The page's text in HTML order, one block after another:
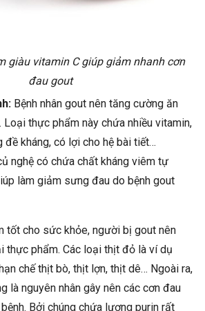
giàu vitamin C giúp giảm nhanh cơn
đau gout
Bệnh nhân gout nên tăng cường ăn
Loại thực phẩm này chứa nhiều vitamin,
đề kháng, có lợi cho hệ bài tiết…
nghệ có chứa chất kháng viêm tự
làm giảm sưng đau do bệnh gout
tốt cho sức khỏe, người bị gout nên
thực phẩm. Các loại thịt đỏ là ví dụ
chế thịt bò, thịt lợn, thịt dê… Ngoài ra,
là nguyên nhân gây nên các cơn đau
Bởi chúng chứa lượng purin rất